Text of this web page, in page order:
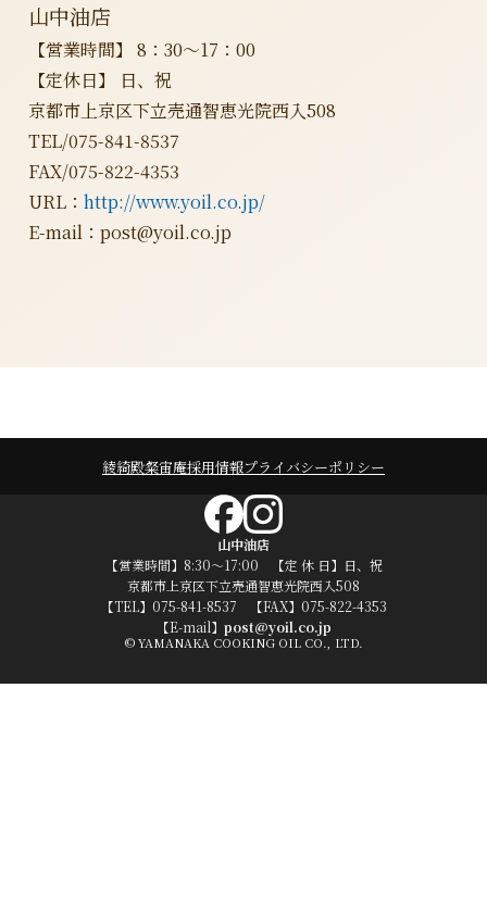
山中油店
【営業時間】 8：30～17：00
【定休日】 日、祝
京都市上京区下立売通智恵光院西入508
TEL/075-841-8537
FAX/075-822-4353
URL： http://www.yoil.co.jp/
E-mail：post@yoil.co.jp
綾綺殿粲宙庵採用情報プライバシーポリシー
山中油店
【営業時間】8:30～17:00 【定 休 日】日、祝
京都市上京区下立売通智恵光院西入508
【TEL】075-841-8537 【FAX】075-822-4353
【E-mail】 post@yoil.co.jp
© YAMANAKA COOKING OIL CO., LTD.